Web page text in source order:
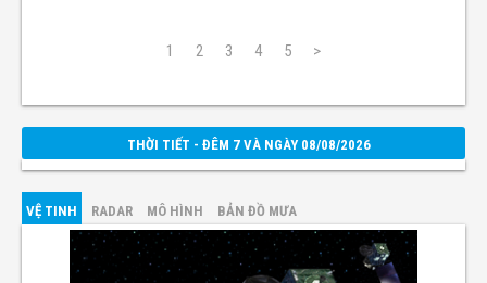
1 2 3 4 5 >
THỜI TIẾT - ĐÊM 7 VÀ NGÀY 08/08/2026
VỆ TINH RADAR MÔ HÌNH BẢN ĐỒ MƯA